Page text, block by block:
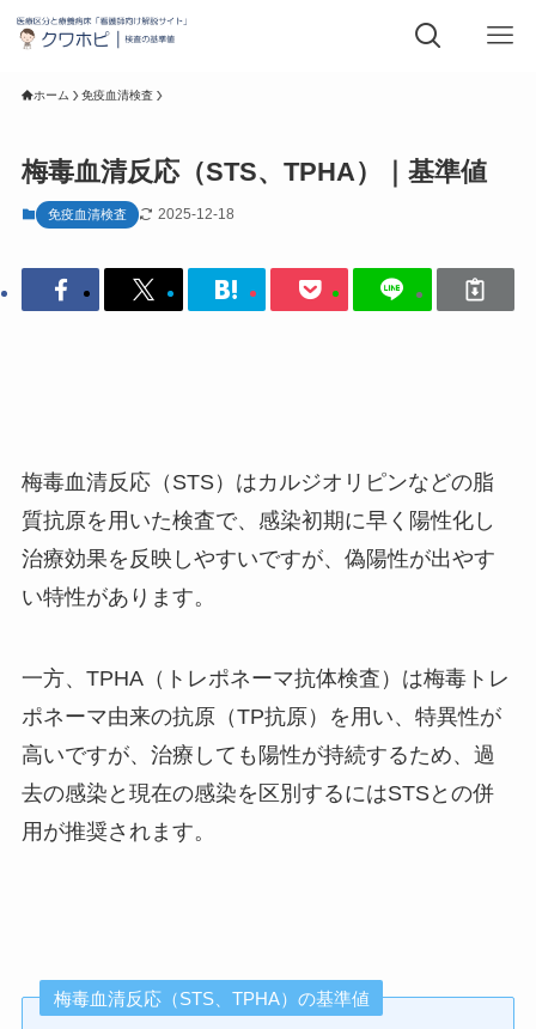
ホーム 免疫血清検査
梅毒血清反応（STS、TPHA）｜基準値
免疫血清検査 2025-12-18
梅毒血清反応（STS）はカルジオリピンなどの脂
質抗原を用いた検査で、感染初期に早く陽性化し
治療効果を反映しやすいですが、偽陽性が出やす
い特性があります。
一方、TPHA（トレポネーマ抗体検査）は梅毒トレ
ポネーマ由来の抗原（TP抗原）を用い、特異性が
高いですが、治療しても陽性が持続するため、過
去の感染と現在の感染を区別するにはSTSとの併
用が推奨されます。
梅毒血清反応（STS、TPHA）の基準値